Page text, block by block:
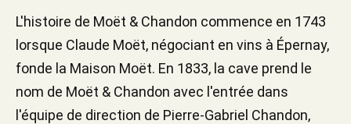
L'histoire de Moët & Chandon commence en 1743
lorsque Claude Moët, négociant en vins à Épernay,
fonde la Maison Moët. En 1833, la cave prend le
nom de Moët & Chandon avec l'entrée dans
l'équipe de direction de Pierre-Gabriel Chandon,